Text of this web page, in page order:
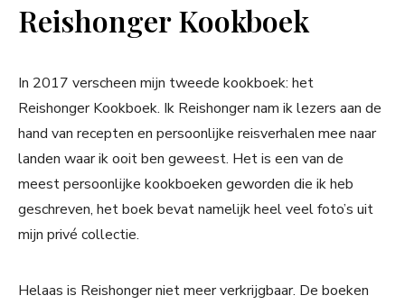
Reishonger Kookboek
In 2017 verscheen mijn tweede kookboek: het
Reishonger Kookboek. Ik Reishonger nam ik lezers aan de
hand van recepten en persoonlijke reisverhalen mee naar
landen waar ik ooit ben geweest. Het is een van de
meest persoonlijke kookboeken geworden die ik heb
geschreven, het boek bevat namelijk heel veel foto’s uit
mijn privé collectie.
Helaas is Reishonger niet meer verkrijgbaar. De boeken